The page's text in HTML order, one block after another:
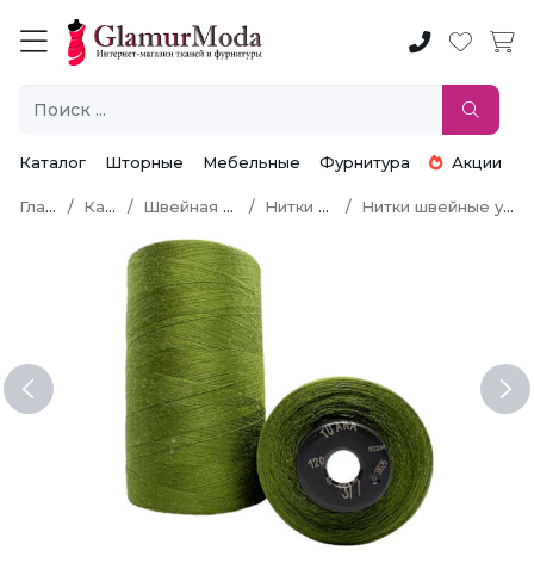
Каталог Шторные Мебельные Фурнитура Акции
Главная Каталог Швейная фурнитура Нитки швейные Нитки швейные универсальные
Previous